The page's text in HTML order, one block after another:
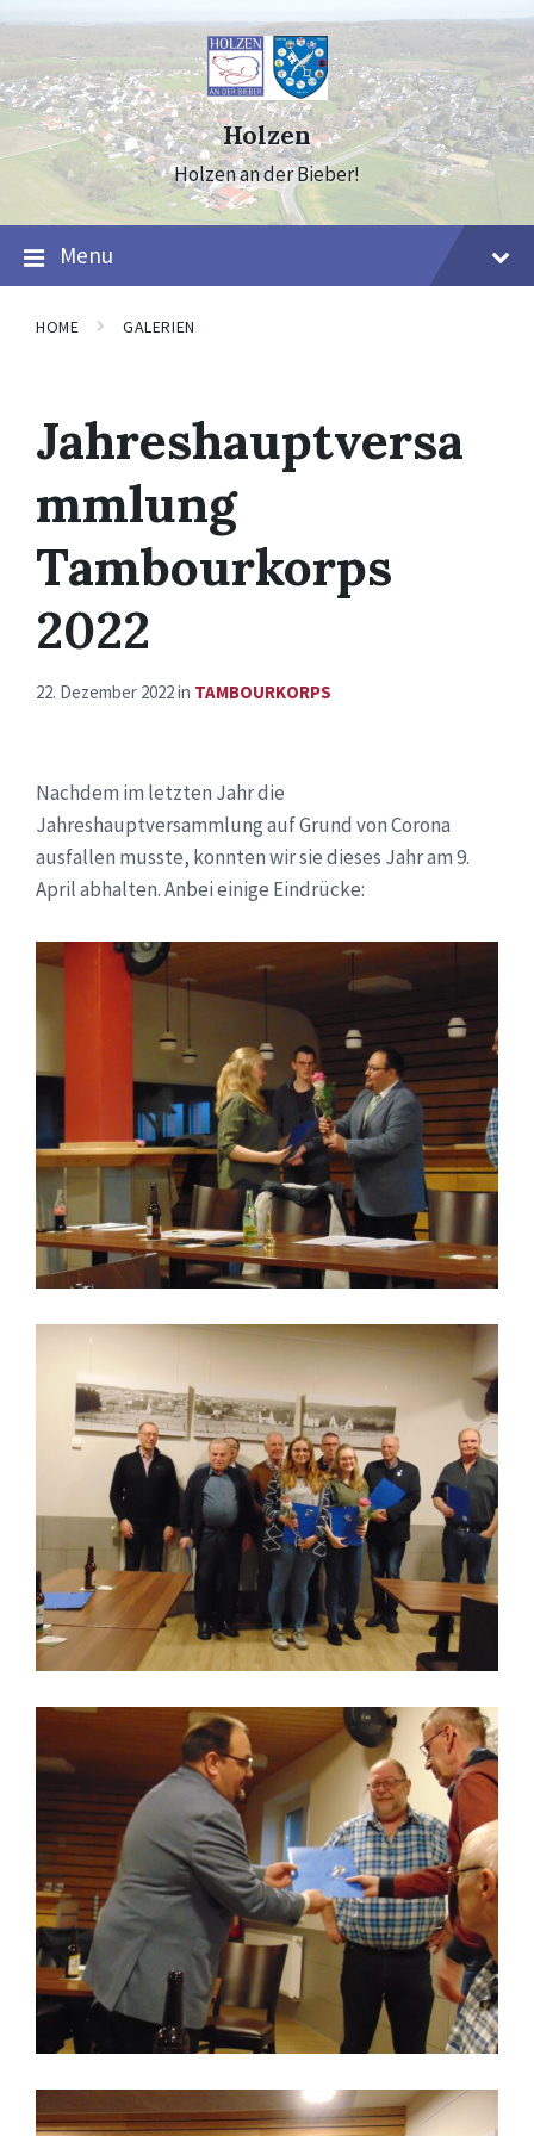
to
content
to
navigation
to
footer
Holzen
Holzen an der Bieber!
Menu
HOME GALERIEN
Jahreshauptversa
mmlung
Tambourkorps
2022
22. Dezember 2022in TAMBOURKORPS
Nachdem im letzten Jahr die
Jahreshauptversammlung auf Grund von Corona
ausfallen musste, konnten wir sie dieses Jahr am 9.
April abhalten. Anbei einige Eindrücke: